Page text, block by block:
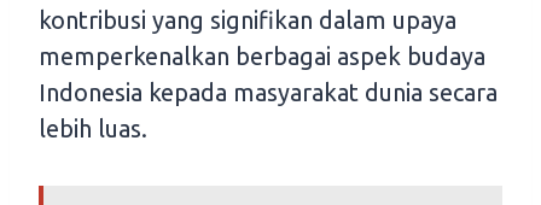
kontribusi yang signifikan dalam upaya
memperkenalkan berbagai aspek budaya
Indonesia kepada masyarakat dunia secara
lebih luas.